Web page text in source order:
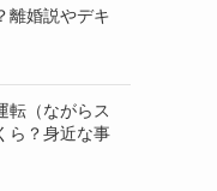
離婚説やデキ
転（ながらス
ら？身近な事